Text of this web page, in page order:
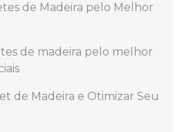
de Madeira pelo Melhor
de madeira pelo melhor
de Madeira e Otimizar Seu